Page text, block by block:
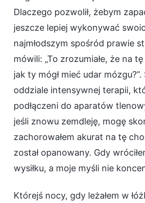
Dlaczego pozwolił, żebym
jeszcze lepiej wykonywać
najmłodszym spośród prawie
mówili: „To zrozumiałe, że na
jak ty mógł mieć udar
oddziale intensywnej terapii,
podłączeni do aparatów
jeśli znowu zemdleję, mogę
zachorowałem akurat na tę
został opanowany. Gdy
wysiłku, a moje myśli nie
Którejś nocy, gdy leżałem w